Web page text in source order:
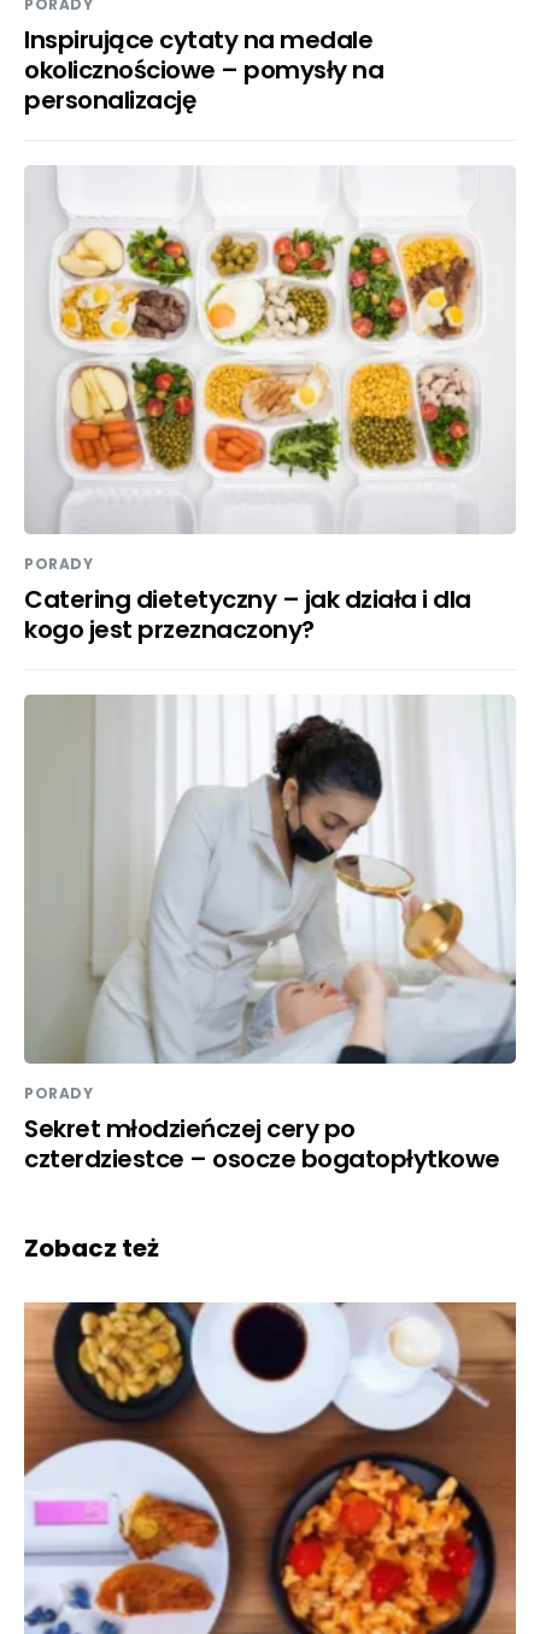
Inspirujące cytaty na medale
okolicznościowe – pomysły na
personalizację
PORADY
Catering dietetyczny – jak działa i dla
kogo jest przeznaczony?
PORADY
Sekret młodzieńczej cery po
czterdziestce – osocze bogatopłytkowe
Zobacz też